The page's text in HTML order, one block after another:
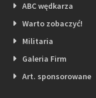
ABC wędkarza
Warto zobaczyć!
Militaria
Galeria Firm
Art. sponsorowane